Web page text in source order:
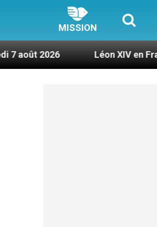
MISSION
Léon XIV en France : le